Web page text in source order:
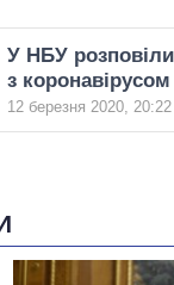
У НБУ
з коронавірусом
12 березня 2020, 20:22